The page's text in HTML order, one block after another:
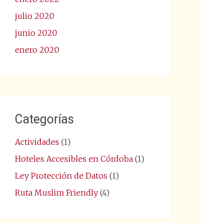
julio 2020
junio 2020
enero 2020
Categorías
Actividades (1)
Hoteles Accesibles en Córdoba(1)
Ley Protección de Datos (1)
Ruta Muslim Friendly(4)